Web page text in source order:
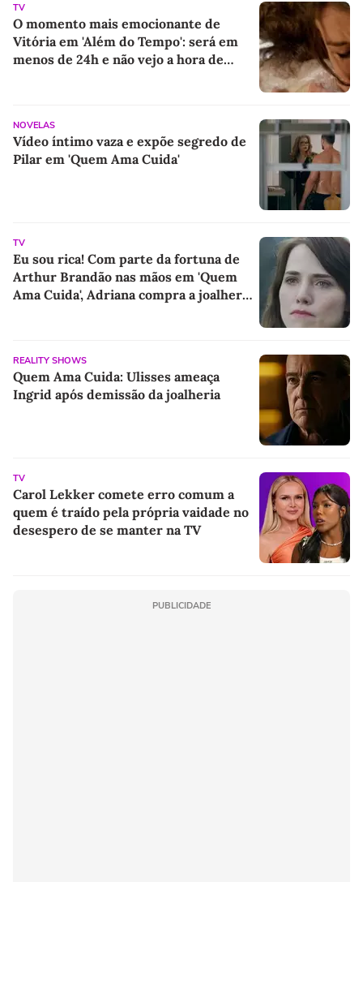
TV
O momento mais emocionante de
Vitória em 'Além do Tempo': será em
menos de 24h e não vejo a hora de
NOVELAS
Vídeo íntimo vaza e expõe segredo de
Pilar em 'Quem Ama Cuida'
TV
Eu sou rica! Com parte da fortuna de
Arthur Brandão nas mãos em 'Quem
Ama Cuida', Adriana compra a joalheria
REALITY SHOWS
Quem Ama Cuida: Ulisses ameaça
Ingrid após demissão da joalheria
TV
Carol Lekker comete erro comum a
quem é traído pela própria vaidade no
desespero de se manter na TV
PUBLICIDADE